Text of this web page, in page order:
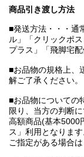
商品引き渡し方法
■発送方法・・・通
ル」「クリックポ
プラス」「飛脚宅
■お品物の規格上、
解ご了承ください。
■お品物についての
限り、当方の判断
高額商品(基本5000
ス」利用となります
ご指定がある場合